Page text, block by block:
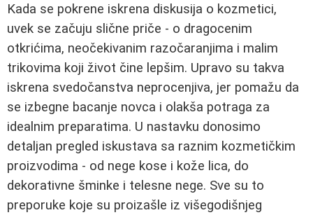
Kada se pokrene iskrena diskusija o kozmetici,
uvek se začuju slične priče - o dragocenim
otkrićima, neočekivanim razočaranjima i malim
trikovima koji život čine lepšim. Upravo su takva
iskrena svedočanstva neprocenjiva, jer pomažu da
se izbegne bacanje novca i olakša potraga za
idealnim preparatima. U nastavku donosimo
detaljan pregled iskustava sa raznim kozmetičkim
proizvodima - od nege kose i kože lica, do
dekorativne šminke i telesne nege. Sve su to
preporuke koje su proizašle iz višegodišnjeg